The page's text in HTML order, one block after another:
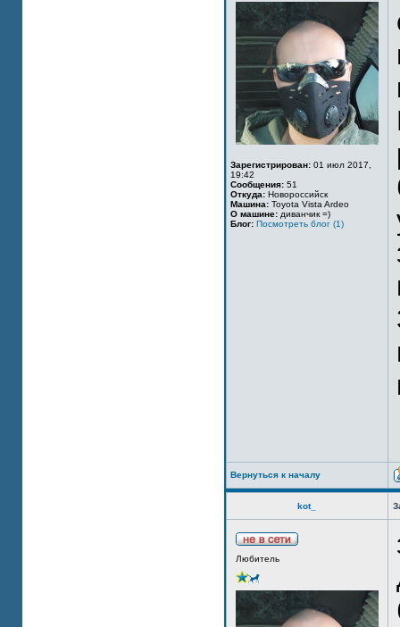
Зарегистрирован: 01 июл 2017,
19:42
Сообщения: 51
Откуда: Новороссийск
Машина: Toyota Vista Ardeo
О машине: диванчик =)
Блог: Посмотреть блог (1)
Вернуться к началу
kot_
Любитель